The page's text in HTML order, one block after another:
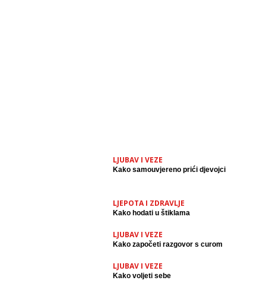
LJUBAV I VEZE
Kako samouvjereno prići djevojci
LJEPOTA I ZDRAVLJE
Kako hodati u štiklama
LJUBAV I VEZE
Kako započeti razgovor s curom
LJUBAV I VEZE
Kako voljeti sebe